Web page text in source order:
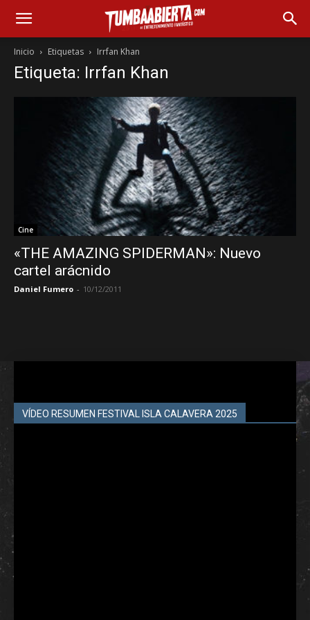
Inicio Etiquetas Irrfan Khan
Etiqueta: Irrfan Khan
Cine
«THE AMAZING SPIDERMAN»: Nuevo
cartel arácnido
Daniel Fumero - 10/12/2011
VÍDEO RESUMEN FESTIVAL ISLA CALAVERA 2025